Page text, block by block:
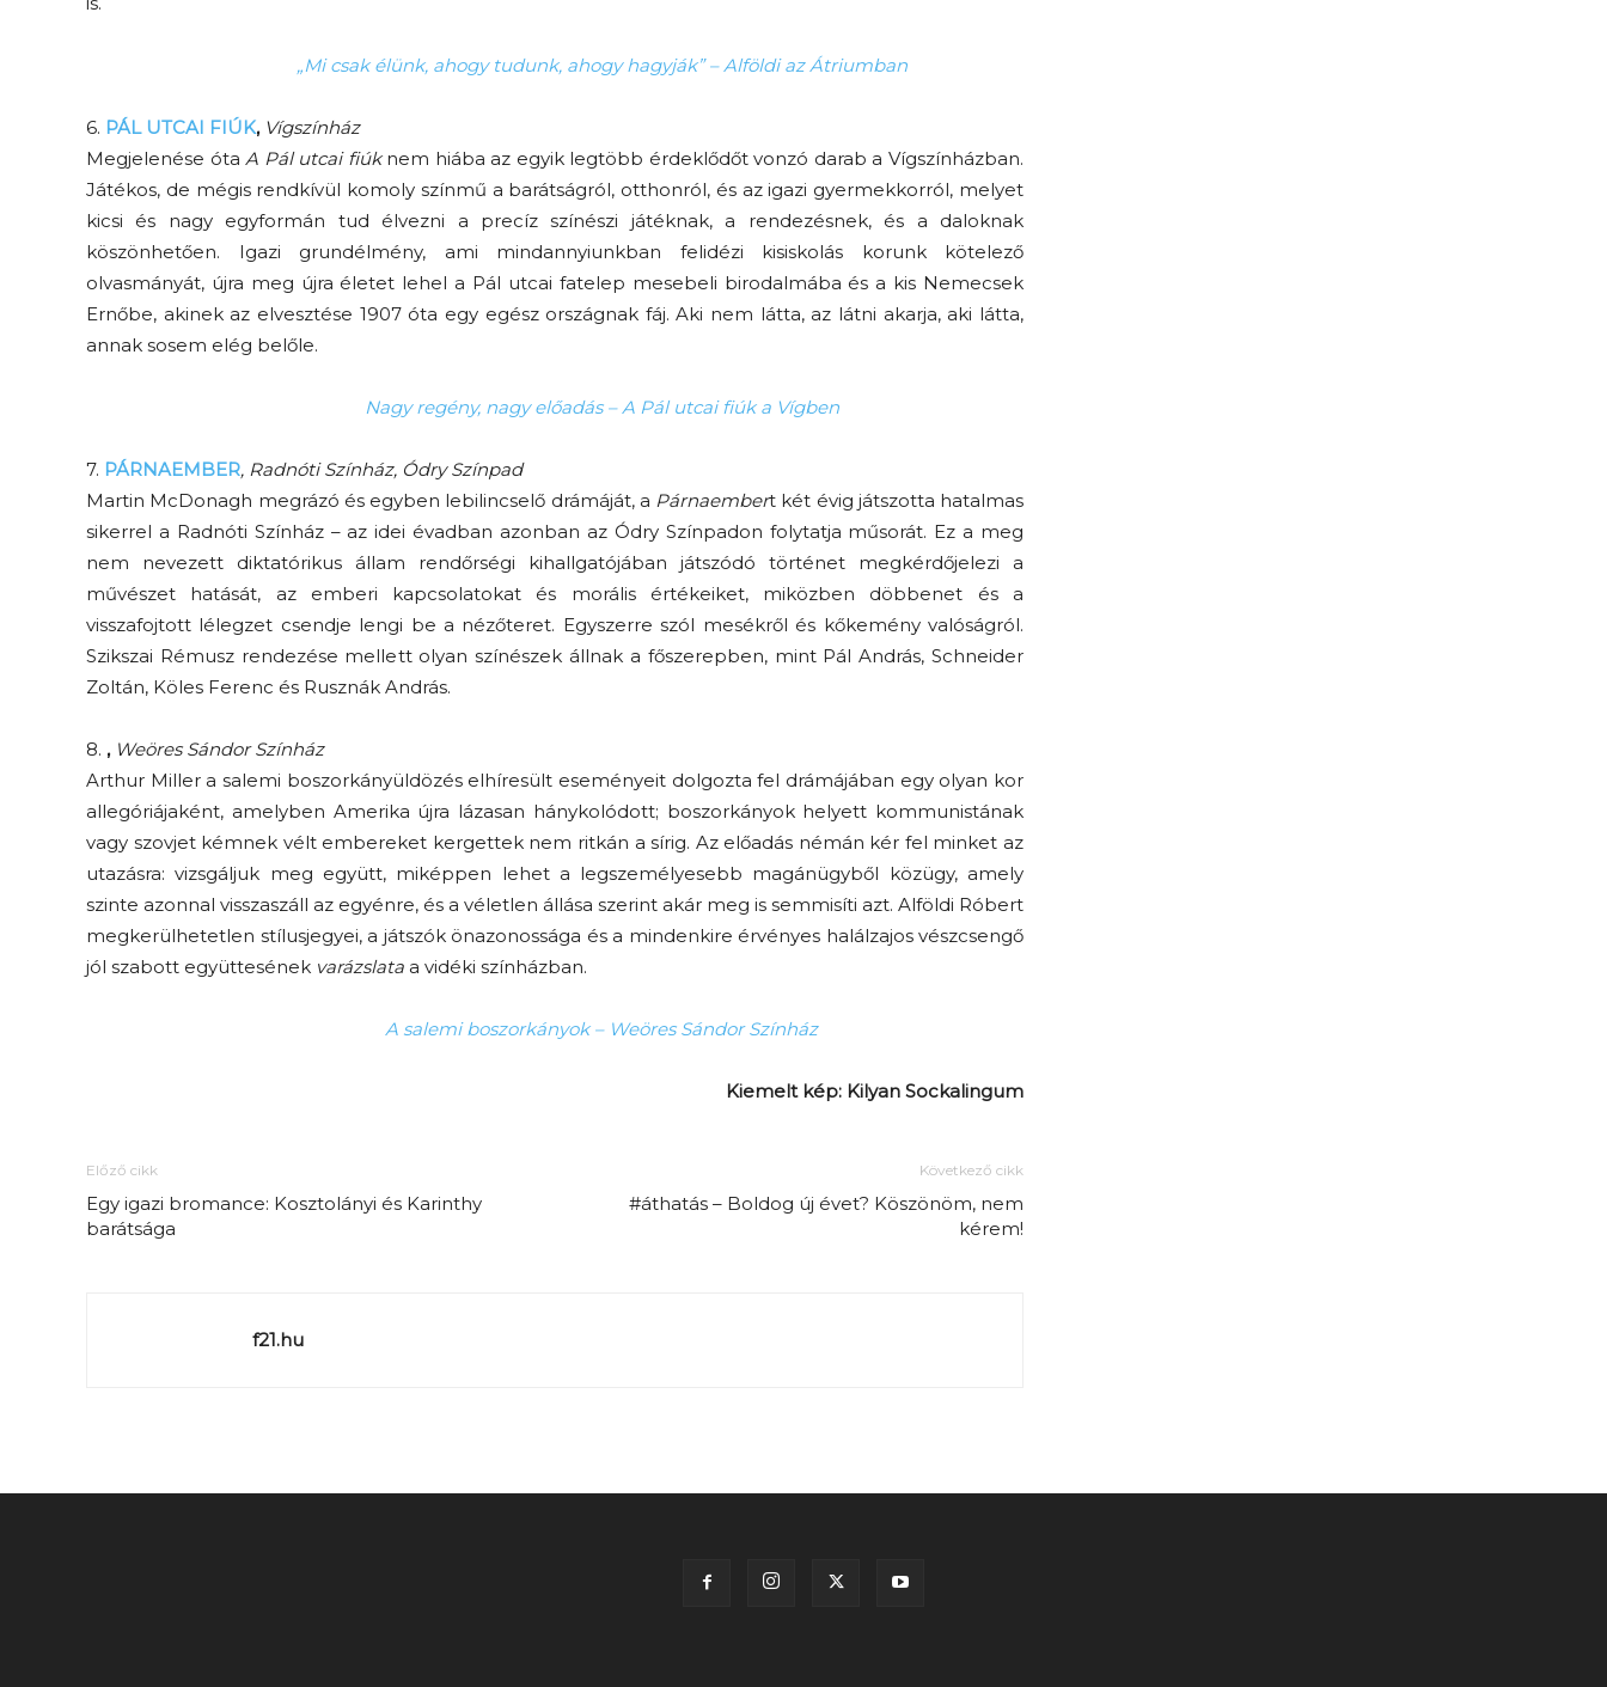
„Mi csak élünk, ahogy tudunk, ahogy hagyják” – Alföldi az Átriumban
6. PÁL UTCAI FIÚK, Vígszínház
Megjelenése ótaA Pál utcai fiúknem hiába az egyik legtöbb érdeklődőt vonzó darab a Vígszínházban.
Játékos, de mégis rendkívül komoly színmű a barátságról, otthonról, és az igazi gyermekkorról, melyet
kicsi és nagy egyformán tud élvezni a precíz színészi játéknak, a rendezésnek, és a daloknak
köszönhetően. Igazi grundélmény, ami mindannyiunkban felidézi kisiskolás korunk kötelező
olvasmányát, újra meg újra életet lehel a Pál utcai fatelep mesebeli birodalmába és a kis Nemecsek
Ernőbe, akinek az elvesztése 1907 óta egy egész országnak fáj. Aki nem látta, az látni akarja, aki látta,
annak sosem elég belőle.
Nagy regény, nagy előadás – A Pál utcai fiúk a Vígben
7. PÁRNAEMBER, Radnóti Színház, Ódry Színpad
Martin McDonagh megrázó és egyben lebilincselő drámáját, a Párnaembert két évig játszotta hatalmas
sikerrel a Radnóti Színház – az idei évadban azonban az Ódry Színpadon folytatja műsorát. Ez a meg
nem nevezett diktatórikus állam rendőrségi kihallgatójában játszódó történet megkérdőjelezi a
művészet hatását, az emberi kapcsolatokat és morális értékeiket, miközben döbbenet és a
visszafojtott lélegzet csendje lengi be a nézőteret. Egyszerre szól mesékről és kőkemény valóságról.
Szikszai Rémusz rendezése mellett olyan színészek állnak a főszerepben, mint Pál András, Schneider
Zoltán, Köles Ferenc és Rusznák András.
8. , Weöres Sándor Színház
Arthur Miller a salemi boszorkányüldözés elhíresült eseményeit dolgozta fel drámájában egy olyan kor
allegóriájaként, amelyben Amerika újra lázasan hánykolódott; boszorkányok helyett kommunistának
vagy szovjet kémnek vélt embereket kergettek nem ritkán a sírig. Az előadás némán kér fel minket az
utazásra: vizsgáljuk meg együtt, miképpen lehet a legszemélyesebb magánügyből közügy, amely
szinte azonnal visszaszáll az egyénre, és a véletlen állása szerint akár meg is semmisíti azt. Alföldi Róbert
megkerülhetetlen stílusjegyei, a játszók önazonossága és a mindenkire érvényes halálzajos vészcsengő
jól szabott együttesének varázslata a vidéki színházban.
A salemi boszorkányok – Weöres Sándor Színház
Kiemelt kép: Kilyan Sockalingum
Előző cikk
Egy igazi bromance: Kosztolányi és Karinthy
barátsága
Következő cikk
#áthatás – Boldog új évet? Köszönöm, nem
kérem!
f21.hu